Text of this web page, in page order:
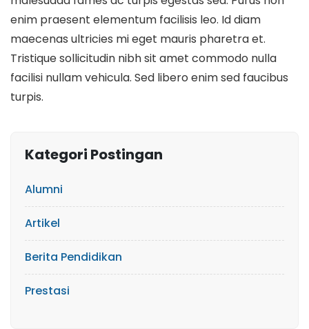
enim praesent elementum facilisis leo. Id diam
maecenas ultricies mi eget mauris pharetra et.
Tristique sollicitudin nibh sit amet commodo nulla
facilisi nullam vehicula. Sed libero enim sed faucibus
turpis.
Kategori Postingan
Alumni
Artikel
Berita Pendidikan
Prestasi